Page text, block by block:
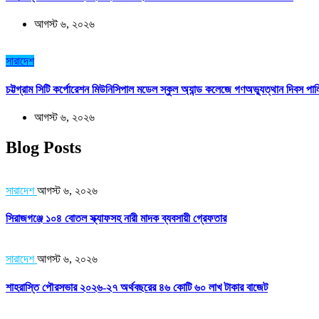
আগস্ট ৬, ২০২৬
সারাদেশ
চট্টগ্রাম সিটি কর্পোরেশন মিউনিসিপাল মডেল স্কুল অ্যান্ড কলেজে গণঅভ্যুত্থান দিবস
আগস্ট ৬, ২০২৬
Blog Posts
সারাদেশ আগস্ট ৬, ২০২৬
সিরাজগঞ্জে ১০৪ বোতল স্ক্যাফসহ নারী মাদক ব্যবসায়ী গ্রেফতার
সারাদেশ আগস্ট ৬, ২০২৬
শাহরাস্তি পৌরসভার ২০২৬-২৭ অর্থবছরের ৪৬ কোটি ৬০ লাখ টাকার বাজেট